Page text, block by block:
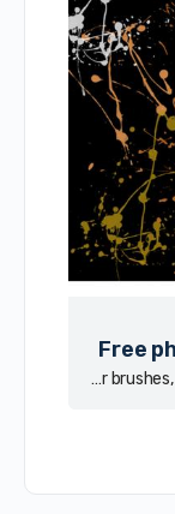
Free
Free download ps brushes 2,517 files in .abr, hair brushes photoshop, photoshop 7 brushes free, zip brush, photoshop flower brushes, gimp brushes, photoshop cs3 brushes